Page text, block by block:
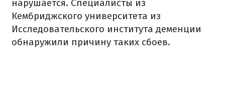
нарушается. Специалисты из
Кембриджского университета из
Исследовательского института деменции
обнаружили причину таких сбоев.